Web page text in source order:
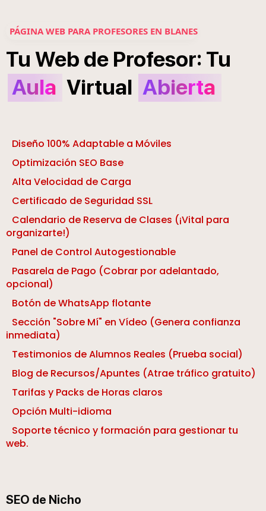
PÁGINA WEB PARA PROFESORES EN BLANES
Tu Web de Profesor: Tu
Aula Virtual Abierta
Diseño 100% Adaptable a Móviles
Optimización SEO Base
Alta Velocidad de Carga
Certificado de Seguridad SSL
Calendario de Reserva de Clases (¡Vital para
organizarte!)
Panel de Control Autogestionable
Pasarela de Pago (Cobrar por adelantado,
opcional)
Botón de WhatsApp flotante
Sección "Sobre Mí" en Vídeo (Genera confianza
inmediata)
Testimonios de Alumnos Reales (Prueba social)
Blog de Recursos/Apuntes (Atrae tráfico gratuito)
Tarifas y Packs de Horas claros
Opción Multi-idioma
Soporte técnico y formación para gestionar tu
web.
SEO de Nicho